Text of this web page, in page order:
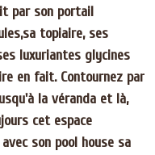
par son portail
topiaire, ses
luxuriantes glycines
en fait. Contournez par
la véranda et là,
cet espace
son pool house sa